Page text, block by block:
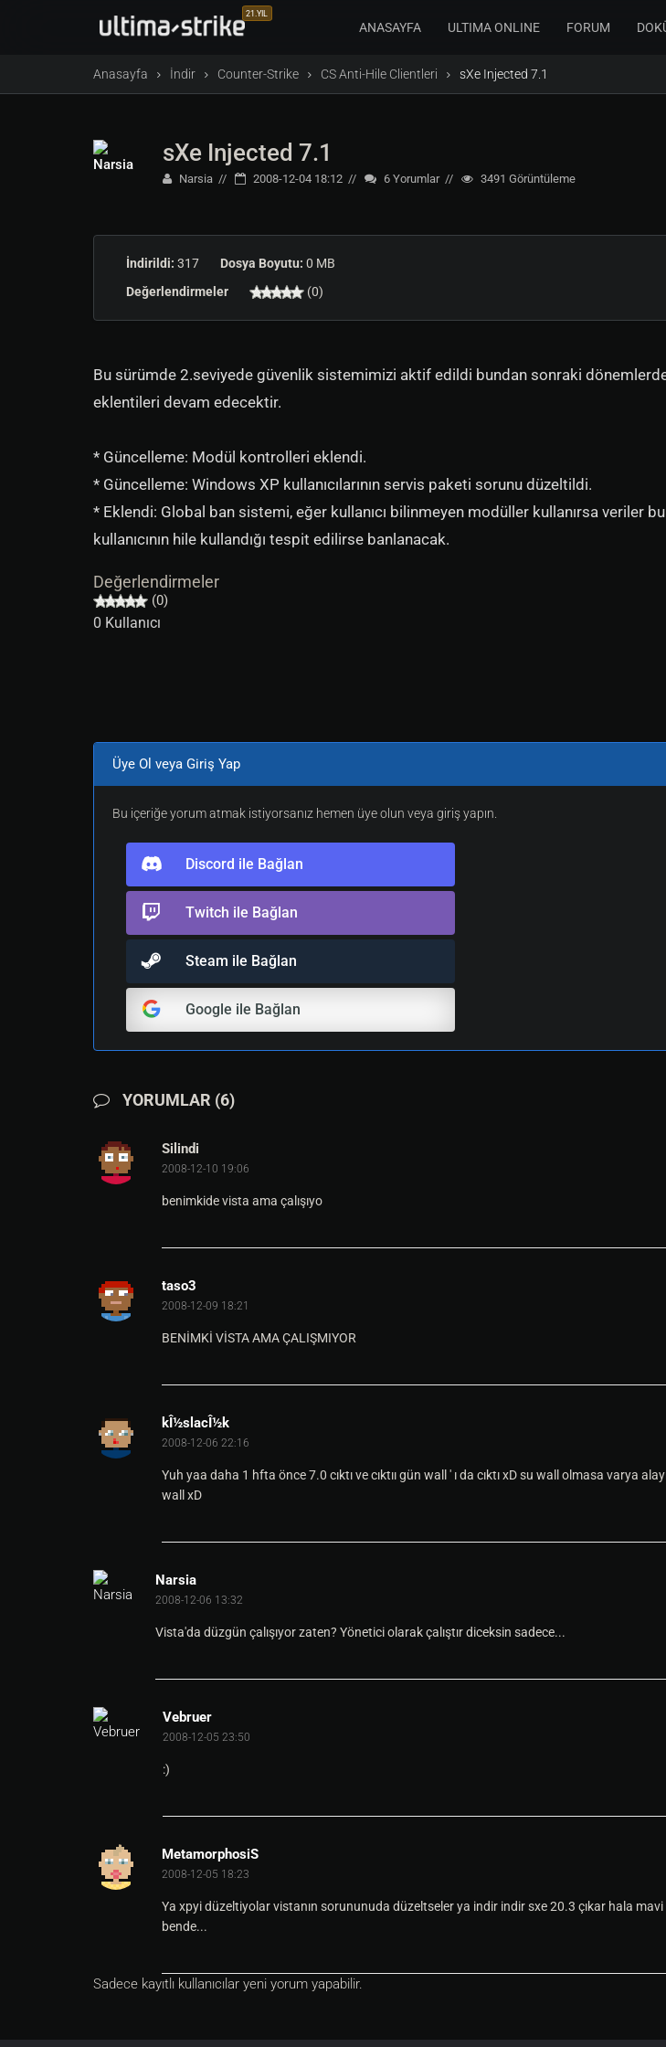
21.YIL
ANASAYFA ULTIMA ONLINE FORUM
Anasayfa İndir Counter-Strike CS Anti-Hile Clientleri sXe Injected 7.1
sXe Injected 7.1
Narsia 2008-12-04 18:12 6 Yorumlar 3491 Görüntüleme
İndirildi: 317 Dosya Boyutu: 0 MB
Değerlendirmeler
(0)
Bu sürümde 2.seviyede güvenlik sistemimizi aktif edildi bundan sonraki
eklentileri devam edecektir.
* Güncelleme: Modül kontrolleri eklendi.
* Güncelleme: Windows XP kullanıcılarının servis paketi sorunu düzeltildi.
* Eklendi: Global ban sistemi, eğer kullanıcı bilinmeyen modüller kullanırsa veriler
kullanıcının hile kullandığı tespit edilirse banlanacak.
Değerlendirmeler
(0)
0 Kullanıcı
Üye Ol veya Giriş Yap
Bu içeriğe yorum atmak istiyorsanız hemen üye olun veya giriş yapın.
Discord ile Bağlan
Twitch ile Bağlan
Steam ile Bağlan
Google ile Bağlan
YORUMLAR (6)
Silindi
2008-12-10 19:06
benimkide vista ama çalışıyo
taso3
2008-12-09 18:21
BENİMKİ VİSTA AMA ÇALIŞMIYOR
kÎ½slacÎ½k
2008-12-06 22:16
Yuh yaa daha 1 hfta önce 7.0 cıktı ve cıktıı gün wall ' ı da cıktı xD su wall olmasa varya
wall xD
Narsia
2008-12-06 13:32
Vista'da düzgün çalışıyor zaten? Yönetici olarak çalıştır diceksin sadece...
Vebruer
2008-12-05 23:50
:)
MetamorphosiS
2008-12-05 18:23
Ya xpyi düzeltiyolar vistanın sorununuda düzeltseler ya indir indir sxe 20.3 çıkar hala
bende...
Sadece kayıtlı kullanıcılar yeni yorum yapabilir.